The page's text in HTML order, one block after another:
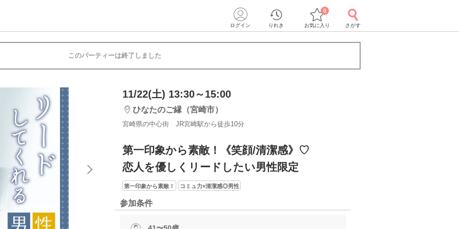
ログイン りれき お気に入り
0
さがす
このパーティーは終了しました
11/22(土) 13:30～15:00
ひなたのご縁（宮崎市）
宮崎県の中心街 JR宮崎駅から徒歩10分
第一印象から素敵！《笑顔/清潔感》♡
恋人を優しくリードしたい男性限定
第一印象から素敵！ コミュ力×清潔感◎男性
参加条件